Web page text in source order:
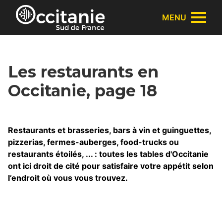
Panneau de gestion des cookies
MENU
Les restaurants en
Occitanie, page 18
Restaurants et brasseries, bars à vin et guinguettes,
pizzerias, fermes-auberges, food-trucks ou
restaurants étoilés, ... : toutes les tables d'Occitanie
ont ici droit de cité pour satisfaire votre appétit selon
l’endroit où vous vous trouvez.